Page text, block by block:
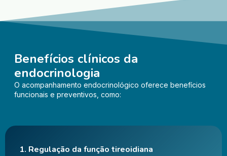
Benefícios clínicos da
endocrinologia
O acompanhamento endocrinológico oferece benefícios
funcionais e preventivos, como:
1. Regulação da função tireoidiana